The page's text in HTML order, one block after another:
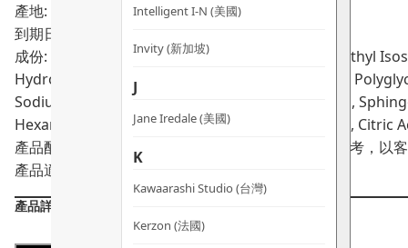
Intelligent I-N (美國)
Invity (新加坡)
J
Jane Iredale (美國)
K
Kawaarashi Studio (台灣)
Kerzon (法國)
產地: 澳洲
到期日:
成份: Aqua (Purified Australian Rain Water), Dimethyl
Hydrolyzed Tomato Skin, Panthenol (Vitamin B5),
Sodium PCA, Aroma (Natural), Tricaprylin, Retinol,
Hexanediol, Silica Silylate, Hydroxyacetophenone, Citric
產品配方會不時作出更改，所有產品主要成分謹供參考，以
產品適合已建立A醇耐受性的膚質（敏感肌除外）
產品詳情